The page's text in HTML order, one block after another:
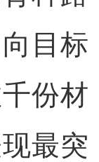
目标
份材
最突